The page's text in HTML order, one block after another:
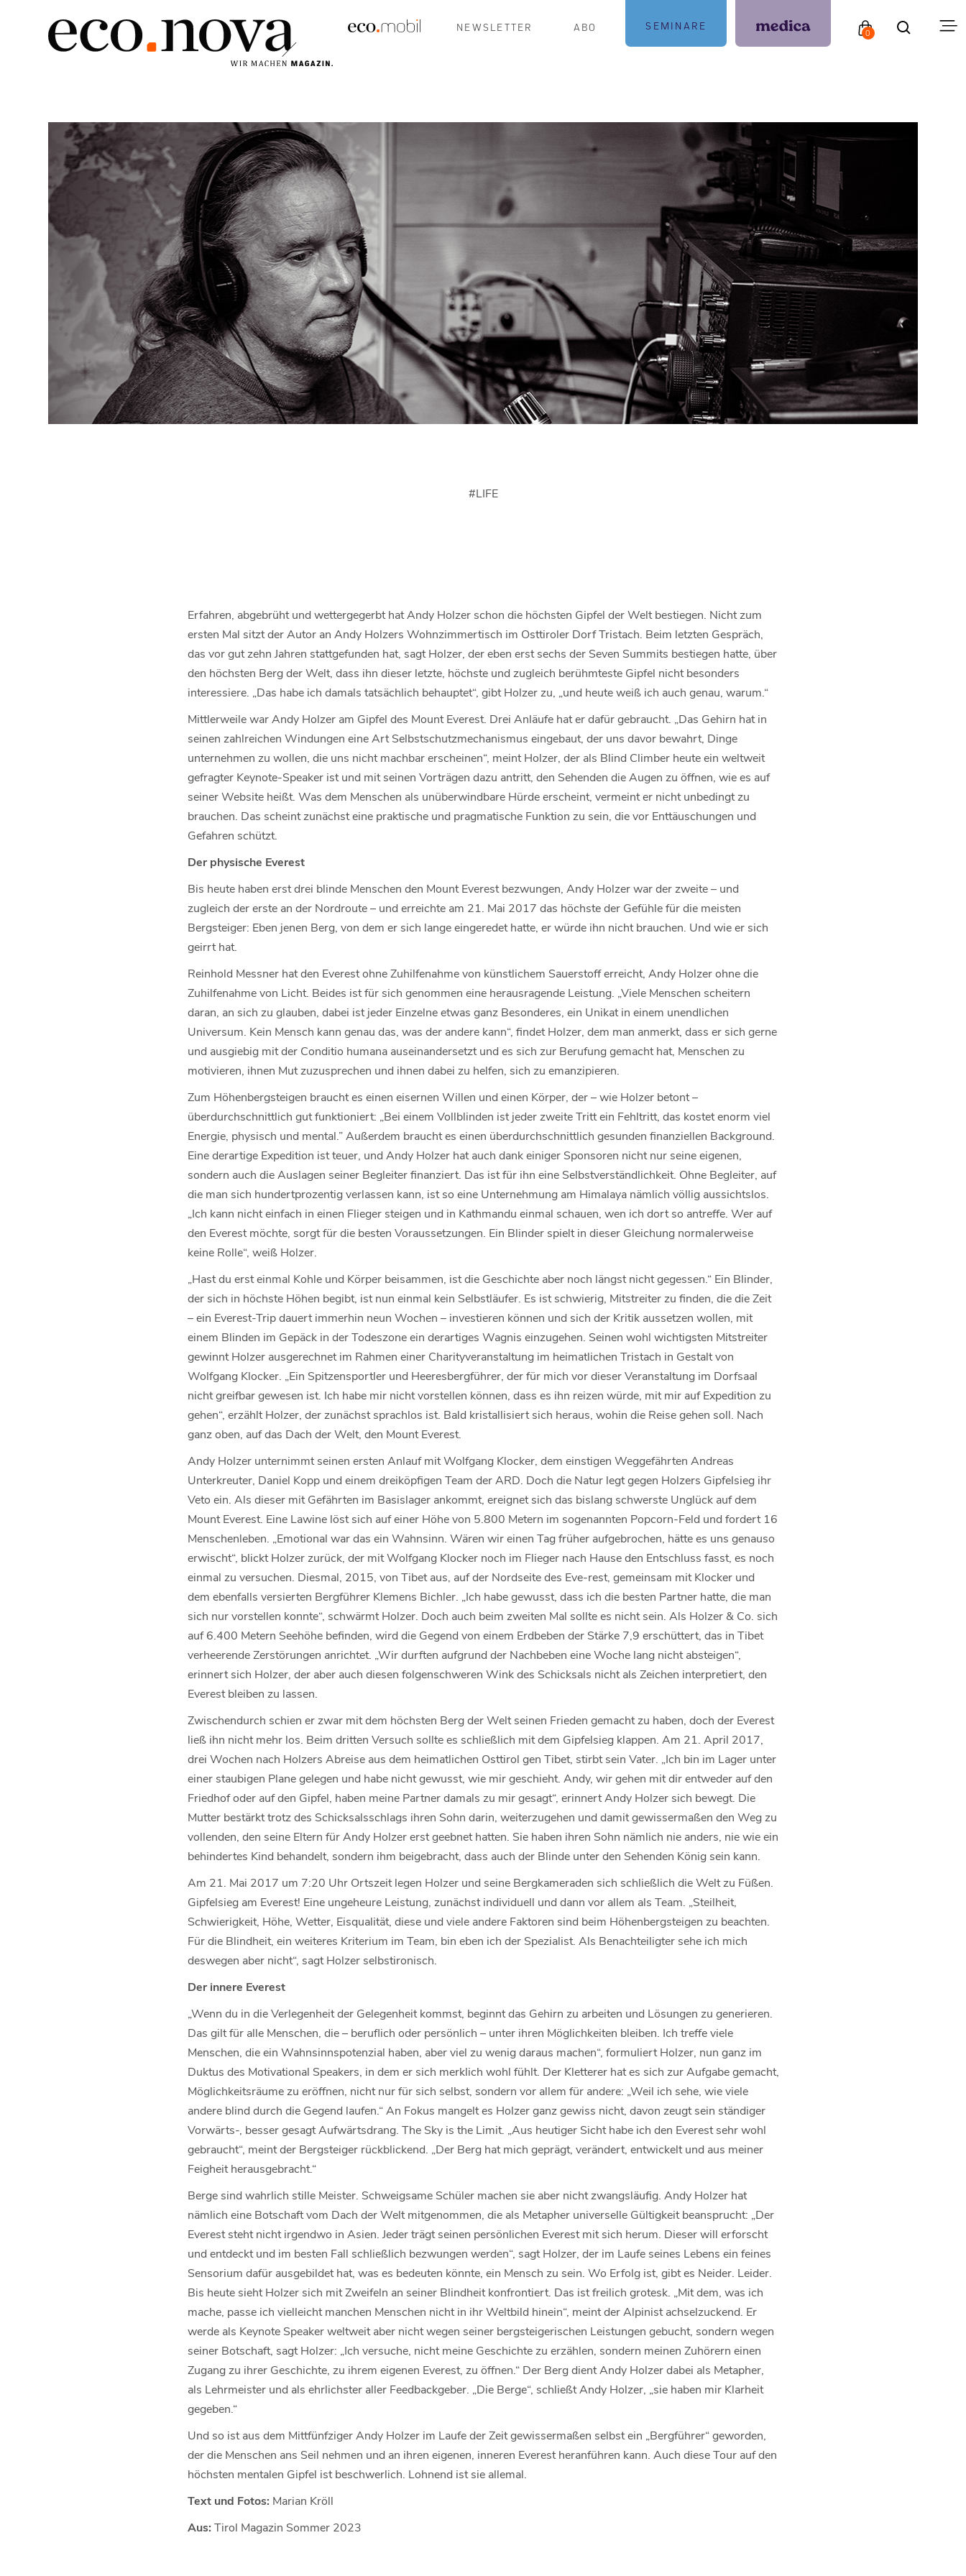
NEWSLETTER ABO SEMINARE
0
#LIFE
Erfahren, abgebrüht und wettergegerbt hat Andy Holzer schon die höchsten Gipfel der Welt bestiegen. Nicht zum
ersten Mal sitzt der Autor an Andy Holzers Wohnzimmertisch im Osttiroler Dorf Tristach. Beim letzten Gespräch,
das vor gut zehn Jahren stattgefunden hat, sagt Holzer, der eben erst sechs der Seven Summits bestiegen hatte, über
den höchsten Berg der Welt, dass ihn dieser letzte, höchste und zugleich berühmteste Gipfel nicht besonders
interessiere. „Das habe ich damals tatsächlich behauptet“, gibt Holzer zu, „und heute weiß ich auch genau, warum.“
Mittlerweile war Andy Holzer am Gipfel des Mount Everest. Drei Anläufe hat er dafür gebraucht. „Das Gehirn hat in
seinen zahlreichen Windungen eine Art Selbstschutzmechanismus eingebaut, der uns davor bewahrt, Dinge
unternehmen zu wollen, die uns nicht machbar erscheinen“, meint Holzer, der als Blind Climber heute ein weltweit
gefragter Keynote-Speaker ist und mit seinen Vorträgen dazu antritt, den Sehenden die Augen zu öffnen, wie es auf
seiner Website heißt. Was dem Menschen als unüberwindbare Hürde erscheint, vermeint er nicht unbedingt zu
brauchen. Das scheint zunächst eine praktische und pragmatische Funktion zu sein, die vor Enttäuschungen und
Gefahren schützt.
Der physische Everest
Bis heute haben erst drei blinde Menschen den Mount Everest bezwungen, Andy Holzer war der zweite – und
zugleich der erste an der Nordroute – und erreichte am 21. Mai 2017 das höchste der Gefühle für die meisten
Bergsteiger: Eben jenen Berg, von dem er sich lange eingeredet hatte, er würde ihn nicht brauchen. Und wie er sich
geirrt hat.
Reinhold Messner hat den Everest ohne Zuhilfenahme von künstlichem Sauerstoff erreicht, Andy Holzer ohne die
Zuhilfenahme von Licht. Beides ist für sich genommen eine herausragende Leistung. „Viele Menschen scheitern
daran, an sich zu glauben, dabei ist jeder Einzelne etwas ganz Besonderes, ein Unikat in einem unendlichen
Universum. Kein Mensch kann genau das, was der andere kann“, findet Holzer, dem man anmerkt, dass er sich gerne
und ausgiebig mit der Conditio humana auseinandersetzt und es sich zur Berufung gemacht hat, Menschen zu
motivieren, ihnen Mut zuzusprechen und ihnen dabei zu helfen, sich zu emanzipieren.
Zum Höhenbergsteigen braucht es einen eisernen Willen und einen Körper, der – wie Holzer betont –
überdurchschnittlich gut funktioniert: „Bei einem Vollblinden ist jeder zweite Tritt ein Fehltritt, das kostet enorm viel
Energie, physisch und mental.” Außerdem braucht es einen überdurchschnittlich gesunden finanziellen Background.
Eine derartige Expedition ist teuer, und Andy Holzer hat auch dank einiger Sponsoren nicht nur seine eigenen,
sondern auch die Auslagen seiner Begleiter finanziert. Das ist für ihn eine Selbstverständlichkeit. Ohne Begleiter, auf
die man sich hundertprozentig verlassen kann, ist so eine Unternehmung am Himalaya nämlich völlig aussichtslos.
„Ich kann nicht einfach in einen Flieger steigen und in Kathmandu einmal schauen, wen ich dort so antreffe. Wer auf
den Everest möchte, sorgt für die besten Voraussetzungen. Ein Blinder spielt in dieser Gleichung normalerweise
keine Rolle“, weiß Holzer.
„Hast du erst einmal Kohle und Körper beisammen, ist die Geschichte aber noch längst nicht gegessen.“ Ein Blinder,
der sich in höchste Höhen begibt, ist nun einmal kein Selbstläufer. Es ist schwierig, Mitstreiter zu finden, die die Zeit
– ein Everest-Trip dauert immerhin neun Wochen – investieren können und sich der Kritik aussetzen wollen, mit
einem Blinden im Gepäck in der Todeszone ein derartiges Wagnis einzugehen. Seinen wohl wichtigsten Mitstreiter
gewinnt Holzer ausgerechnet im Rahmen einer Charityveranstaltung im heimatlichen Tristach in Gestalt von
Wolfgang Klocker. „Ein Spitzensportler und Heeresbergführer, der für mich vor dieser Veranstaltung im Dorfsaal
nicht greifbar gewesen ist. Ich habe mir nicht vorstellen können, dass es ihn reizen würde, mit mir auf Expedition zu
gehen“, erzählt Holzer, der zunächst sprachlos ist. Bald kristallisiert sich heraus, wohin die Reise gehen soll. Nach
ganz oben, auf das Dach der Welt, den Mount Everest.
Andy Holzer unternimmt seinen ersten Anlauf mit Wolfgang Klocker, dem einstigen Weggefährten Andreas
Unterkreuter, Daniel Kopp und einem dreiköpfigen Team der ARD. Doch die Natur legt gegen Holzers Gipfelsieg ihr
Veto ein. Als dieser mit Gefährten im Basislager ankommt, ereignet sich das bislang schwerste Unglück auf dem
Mount Everest. Eine Lawine löst sich auf einer Höhe von 5.800 Metern im sogenannten Popcorn-Feld und fordert 16
Menschenleben. „Emotional war das ein Wahnsinn. Wären wir einen Tag früher aufgebrochen, hätte es uns genauso
erwischt“, blickt Holzer zurück, der mit Wolfgang Klocker noch im Flieger nach Hause den Entschluss fasst, es noch
einmal zu versuchen. Diesmal, 2015, von Tibet aus, auf der Nordseite des Eve-rest, gemeinsam mit Klocker und
dem ebenfalls versierten Bergführer Klemens Bichler. „Ich habe gewusst, dass ich die besten Partner hatte, die man
sich nur vorstellen konnte“, schwärmt Holzer. Doch auch beim zweiten Mal sollte es nicht sein. Als Holzer & Co. sich
auf 6.400 Metern Seehöhe befinden, wird die Gegend von einem Erdbeben der Stärke 7,9 erschüttert, das in Tibet
verheerende Zerstörungen anrichtet. „Wir durften aufgrund der Nachbeben eine Woche lang nicht absteigen“,
erinnert sich Holzer, der aber auch diesen folgenschweren Wink des Schicksals nicht als Zeichen interpretiert, den
Everest bleiben zu lassen.
Zwischendurch schien er zwar mit dem höchsten Berg der Welt seinen Frieden gemacht zu haben, doch der Everest
ließ ihn nicht mehr los. Beim dritten Versuch sollte es schließlich mit dem Gipfelsieg klappen. Am 21. April 2017,
drei Wochen nach Holzers Abreise aus dem heimatlichen Osttirol gen Tibet, stirbt sein Vater. „Ich bin im Lager unter
einer staubigen Plane gelegen und habe nicht gewusst, wie mir geschieht. Andy, wir gehen mit dir entweder auf den
Friedhof oder auf den Gipfel, haben meine Partner damals zu mir gesagt“, erinnert Andy Holzer sich bewegt. Die
Mutter bestärkt trotz des Schicksalsschlags ihren Sohn darin, weiterzugehen und damit gewissermaßen den Weg zu
vollenden, den seine Eltern für Andy Holzer erst geebnet hatten. Sie haben ihren Sohn nämlich nie anders, nie wie ein
behindertes Kind behandelt, sondern ihm beigebracht, dass auch der Blinde unter den Sehenden König sein kann.
Am 21. Mai 2017 um 7:20 Uhr Ortszeit legen Holzer und seine Bergkameraden sich schließlich die Welt zu Füßen.
Gipfelsieg am Everest! Eine ungeheure Leistung, zunächst individuell und dann vor allem als Team. „Steilheit,
Schwierigkeit, Höhe, Wetter, Eisqualität, diese und viele andere Faktoren sind beim Höhenbergsteigen zu beachten.
Für die Blindheit, ein weiteres Kriterium im Team, bin eben ich der Spezialist. Als Benachteiligter sehe ich mich
deswegen aber nicht“, sagt Holzer selbstironisch.
Der innere Everest
„Wenn du in die Verlegenheit der Gelegenheit kommst, beginnt das Gehirn zu arbeiten und Lösungen zu generieren.
Das gilt für alle Menschen, die – beruflich oder persönlich – unter ihren Möglichkeiten bleiben. Ich treffe viele
Menschen, die ein Wahnsinnspotenzial haben, aber viel zu wenig daraus machen“, formuliert Holzer, nun ganz im
Duktus des Motivational Speakers, in dem er sich merklich wohl fühlt. Der Kletterer hat es sich zur Aufgabe gemacht,
Möglichkeitsräume zu eröffnen, nicht nur für sich selbst, sondern vor allem für andere: „Weil ich sehe, wie viele
andere blind durch die Gegend laufen.“ An Fokus mangelt es Holzer ganz gewiss nicht, davon zeugt sein ständiger
Vorwärts-, besser gesagt Aufwärtsdrang. The Sky is the Limit. „Aus heutiger Sicht habe ich den Everest sehr wohl
gebraucht“, meint der Bergsteiger rückblickend. „Der Berg hat mich geprägt, verändert, entwickelt und aus meiner
Feigheit herausgebracht.“
Berge sind wahrlich stille Meister. Schweigsame Schüler machen sie aber nicht zwangsläufig. Andy Holzer hat
nämlich eine Botschaft vom Dach der Welt mitgenommen, die als Metapher universelle Gültigkeit beansprucht: „Der
Everest steht nicht irgendwo in Asien. Jeder trägt seinen persönlichen Everest mit sich herum. Dieser will erforscht
und entdeckt und im besten Fall schließlich bezwungen werden“, sagt Holzer, der im Laufe seines Lebens ein feines
Sensorium dafür ausgebildet hat, was es bedeuten könnte, ein Mensch zu sein. Wo Erfolg ist, gibt es Neider. Leider.
Bis heute sieht Holzer sich mit Zweifeln an seiner Blindheit konfrontiert. Das ist freilich grotesk. „Mit dem, was ich
mache, passe ich vielleicht manchen Menschen nicht in ihr Weltbild hinein“, meint der Alpinist achselzuckend. Er
werde als Keynote Speaker weltweit aber nicht wegen seiner bergsteigerischen Leistungen gebucht, sondern wegen
seiner Botschaft, sagt Holzer: „Ich versuche, nicht meine Geschichte zu erzählen, sondern meinen Zuhörern einen
Zugang zu ihrer Geschichte, zu ihrem eigenen Everest, zu öffnen.“ Der Berg dient Andy Holzer dabei als Metapher,
als Lehrmeister und als ehrlichster aller Feedbackgeber. „Die Berge“, schließt Andy Holzer, „sie haben mir Klarheit
gegeben.“
Und so ist aus dem Mittfünfziger Andy Holzer im Laufe der Zeit gewissermaßen selbst ein „Bergführer“ geworden,
der die Menschen ans Seil nehmen und an ihren eigenen, inneren Everest heranführen kann. Auch diese Tour auf den
höchsten mentalen Gipfel ist beschwerlich. Lohnend ist sie allemal.
Text und Fotos: Marian Kröll
Aus: Tirol Magazin Sommer 2023